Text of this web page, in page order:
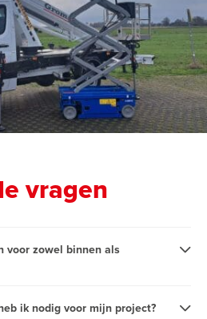
vragen
voor zowel binnen als
ik nodig voor mijn project?